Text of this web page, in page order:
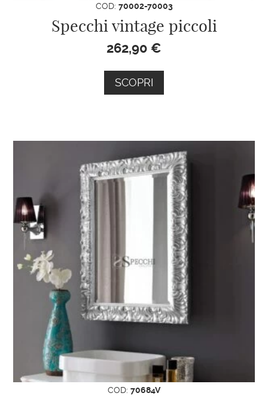
COD: 70002-70003
Specchi vintage piccoli
262,90 €
SCOPRI
COD: 70684V